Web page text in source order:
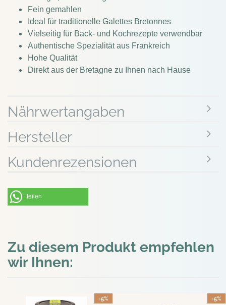
Fein gemahlen
Ideal für traditionelle Galettes Bretonnes
Vielseitig für Back- und Kochrezepte verwendbar
Authentische Spezialität aus Frankreich
Hohe Qualität
Direkt aus der Bretagne zu Ihnen nach Hause
Nährwertangaben
Hersteller
Kundenrezensionen
teilen
Zu diesem Produkt empfehlen
wir Ihnen:
-5% -5%